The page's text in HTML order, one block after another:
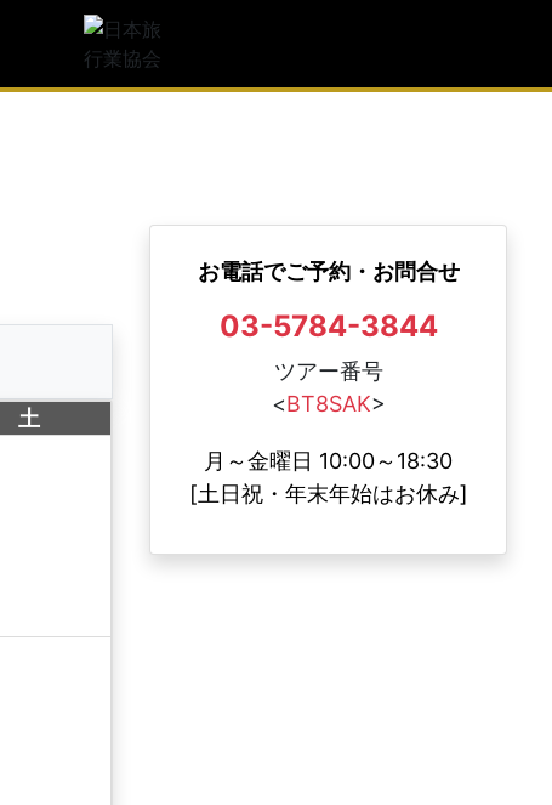
土
お電話でご予約・お問合せ
03-5784-3844
ツアー番号
<BT8SAK>
月～金曜日 10:00～18:30
[土日祝・年末年始はお休み]